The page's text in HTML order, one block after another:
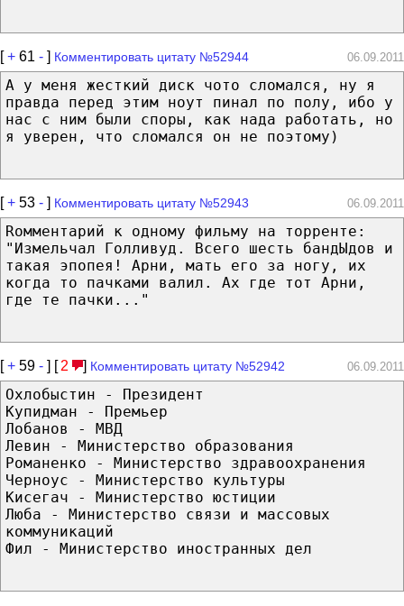
[+ 61 - ] Комментировать цитату №52944 06.09.2011
А у меня жесткий диск чото сломался, ну я
правда перед этим ноут пинал по полу, ибо у
нас с ним были споры, как нада работать, но
я уверен, что сломался он не поэтому)
[+ 53 - ] Комментировать цитату №52943 06.09.2011
Rомментарий к одному фильму на торренте:
"Измельчал Голливуд. Всего шесть бандЫдов и
такая эпопея! Арни, мать его за ногу, их
когда то пачками валил. Ах где тот Арни,
где те пачки..."
[+ 59 - ] [ 2 ] Комментировать цитату №52942 06.09.2011
Охлобыстин - Президент
Купидман - Премьер
Лобанов - МВД
Левин - Министерство образования
Романенко - Министерство здравоохранения
Черноус - Министерство культуры
Кисегач - Министерство юстиции
Люба - Министерство связи и массовых
коммуникаций
Фил - Министерство иностранных дел